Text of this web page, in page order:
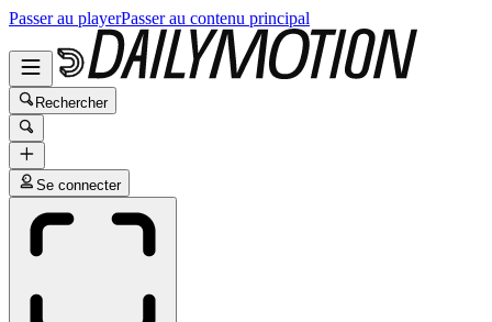
Passer au playerPasser au contenu principal
Rechercher
Se connecter